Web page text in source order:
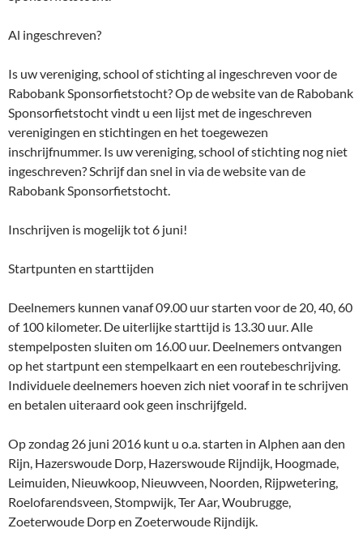
Al ingeschreven?
Is uw vereniging, school of stichting al ingeschreven voor de
Rabobank Sponsorfietstocht? Op de website van de Rabobank
Sponsorfietstocht vindt u een lijst met de ingeschreven
verenigingen en stichtingen en het toegewezen
inschrijfnummer. Is uw vereniging, school of stichting nog niet
ingeschreven? Schrijf dan snel in via de website van de
Rabobank Sponsorfietstocht.
Inschrijven is mogelijk tot 6 juni!
Startpunten en starttijden
Deelnemers kunnen vanaf 09.00 uur starten voor de 20, 40, 60
of 100 kilometer. De uiterlijke starttijd is 13.30 uur. Alle
stempelposten sluiten om 16.00 uur. Deelnemers ontvangen
op het startpunt een stempelkaart en een routebeschrijving.
Individuele deelnemers hoeven zich niet vooraf in te schrijven
en betalen uiteraard ook geen inschrijfgeld.
Op zondag 26 juni 2016 kunt u o.a. starten in Alphen aan den
Rijn, Hazerswoude Dorp, Hazerswoude Rijndijk, Hoogmade,
Leimuiden, Nieuwkoop, Nieuwveen, Noorden, Rijpwetering,
Roelofarendsveen, Stompwijk, Ter Aar, Woubrugge,
Zoeterwoude Dorp en Zoeterwoude Rijndijk.